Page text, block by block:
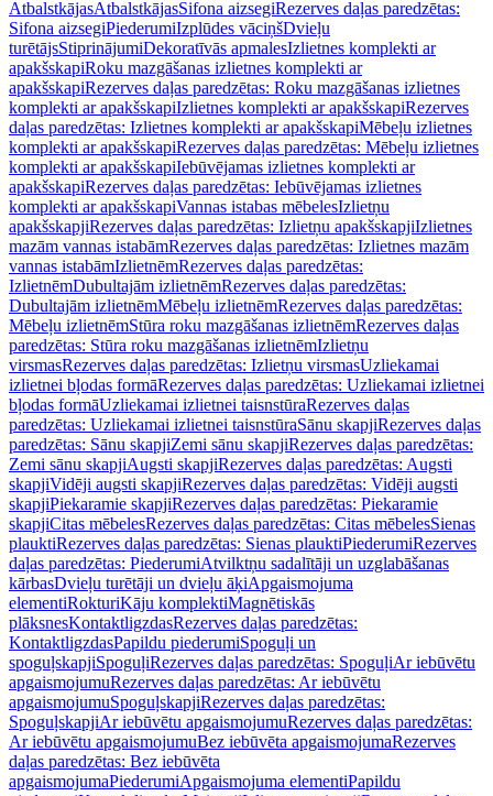
AtbalstkājasAtbalstkājasSifona aizsegiRezerves daļas paredzētas:
Sifona aizsegiPiederumiIzplūdes vāciņšDvieļu
turētājsStiprinājumiDekoratīvās apmalesIzlietnes komplekti ar
apakšskapiRoku mazgāšanas izlietnes komplekti ar
apakšskapiRezerves daļas paredzētas: Roku mazgāšanas izlietnes
komplekti ar apakšskapiIzlietnes komplekti ar apakšskapiRezerves
daļas paredzētas: Izlietnes komplekti ar apakšskapiMēbeļu izlietnes
komplekti ar apakšskapiRezerves daļas paredzētas: Mēbeļu izlietnes
komplekti ar apakšskapiIebūvējamas izlietnes komplekti ar
apakšskapiRezerves daļas paredzētas: Iebūvējamas izlietnes
komplekti ar apakšskapiVannas istabas mēbelesIzlietņu
apakšskapjiRezerves daļas paredzētas: Izlietņu apakšskapjiIzlietnes
mazām vannas istabāmRezerves daļas paredzētas: Izlietnes mazām
vannas istabāmIzlietnēmRezerves daļas paredzētas:
IzlietnēmDubultajām izlietnēmRezerves daļas paredzētas:
Dubultajām izlietnēmMēbeļu izlietnēmRezerves daļas paredzētas:
Mēbeļu izlietnēmStūra roku mazgāšanas izlietnēmRezerves daļas
paredzētas: Stūra roku mazgāšanas izlietnēmIzlietņu
virsmasRezerves daļas paredzētas: Izlietņu virsmasUzliekamai
izlietnei bļodas formāRezerves daļas paredzētas: Uzliekamai izlietnei
bļodas formāUzliekamai izlietnei taisnstūraRezerves daļas
paredzētas: Uzliekamai izlietnei taisnstūraSānu skapjiRezerves daļas
paredzētas: Sānu skapjiZemi sānu skapjiRezerves daļas paredzētas:
Zemi sānu skapjiAugsti skapjiRezerves daļas paredzētas: Augsti
skapjiVidēji augsti skapjiRezerves daļas paredzētas: Vidēji augsti
skapjiPiekaramie skapjiRezerves daļas paredzētas: Piekaramie
skapjiCitas mēbelesRezerves daļas paredzētas: Citas mēbelesSienas
plauktiRezerves daļas paredzētas: Sienas plauktiPiederumiRezerves
daļas paredzētas: PiederumiAtvilktņu sadalītāji un uzglabāšanas
kārbasDvieļu turētāji un dvieļu āķiApgaismojuma
elementiRokturiKāju komplektiMagnētiskās
plāksnesKontaktligzdasRezerves daļas paredzētas:
KontaktligzdasPapildu piederumiSpoguļi un
spoguļskapjiSpoguļiRezerves daļas paredzētas: SpoguļiAr iebūvētu
apgaismojumuRezerves daļas paredzētas: Ar iebūvētu
apgaismojumuSpoguļskapjiRezerves daļas paredzētas:
SpoguļskapjiAr iebūvētu apgaismojumuRezerves daļas paredzētas:
Ar iebūvētu apgaismojumuBez iebūvēta apgaismojumaRezerves
daļas paredzētas: Bez iebūvēta
apgaismojumaPiederumiApgaismojuma elementiPapildu